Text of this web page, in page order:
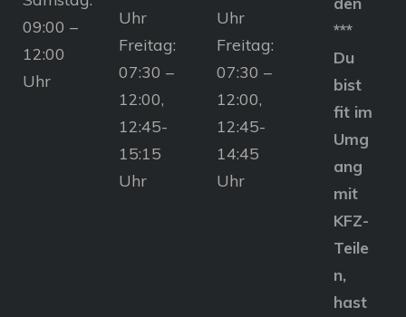
09:00 –
12:00
Uhr
Uhr
Freitag:
07:30 –
12:00,
12:45-
15:15
Uhr
Uhr
Freitag:
07:30 –
12:00,
12:45-
14:45
Uhr
***
Du
bist
fit im
Umg
ang
mit
KFZ-
Teile
n,
hast